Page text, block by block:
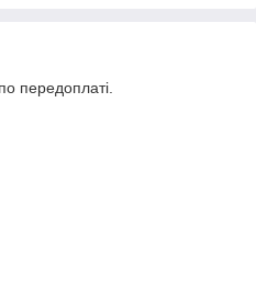
передоплаті.